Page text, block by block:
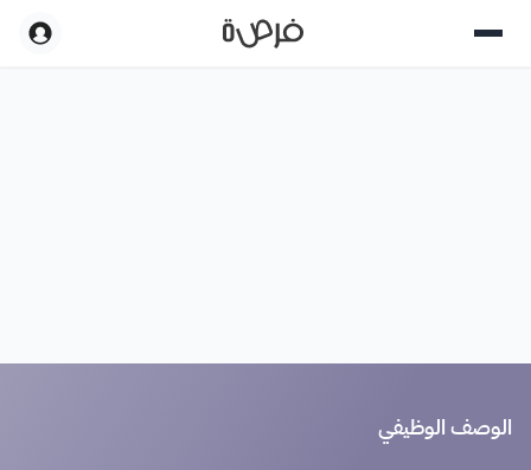
الوصف الوظيفي